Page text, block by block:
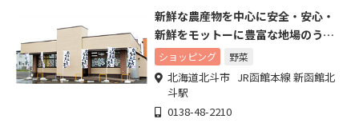
新鮮な農産物を中心に安全・安心・
新鮮をモットーに豊富な地場のうま
いものを揃えております。
ショッピング 野菜
北海道北斗市 JR函館本線 新函館北
斗駅
0138-48-2210